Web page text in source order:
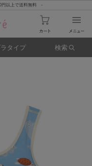
以上で送料無料 -
タイプ 検索